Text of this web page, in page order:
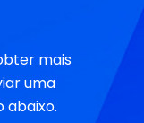
mais
uma
abaixo.